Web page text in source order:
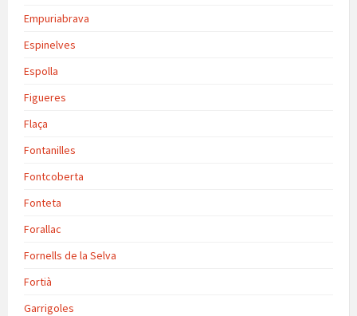
Empuriabrava
Espinelves
Espolla
Figueres
Flaça
Fontanilles
Fontcoberta
Fonteta
Forallac
Fornells de la Selva
Fortià
Garrigoles